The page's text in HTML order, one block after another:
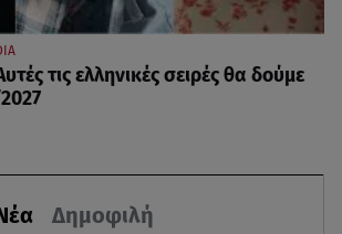
Δημοφιλή
τις ελληνικές σειρές θα δούμε